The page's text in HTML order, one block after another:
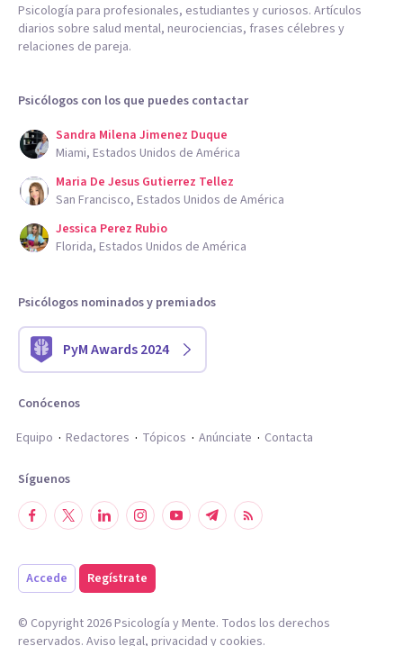
Psicología para profesionales, estudiantes y curiosos. Artículos
diarios sobre salud mental, neurociencias, frases célebres y
relaciones de pareja.
Psicólogos con los que puedes contactar
Sandra Milena Jimenez Duque
Miami, Estados Unidos de América
Maria De Jesus Gutierrez Tellez
San Francisco, Estados Unidos de América
Jessica Perez Rubio
Florida, Estados Unidos de América
Psicólogos nominados y premiados
PyM Awards 2024
Conócenos
Equipo
Redactores Tópicos Anúnciate Contacta
Síguenos
Accede Regístrate
© Copyright 2026Psicología y Mente. Todos los derechos
reservados. Aviso legal, privacidad y cookies.